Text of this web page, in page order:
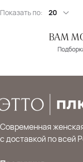
Показать по: 20
ВАМ
Современная
с доставкой по всей